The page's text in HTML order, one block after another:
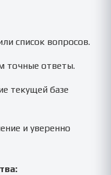
список вопросов.
точные ответы.
текущей базе
и уверенно